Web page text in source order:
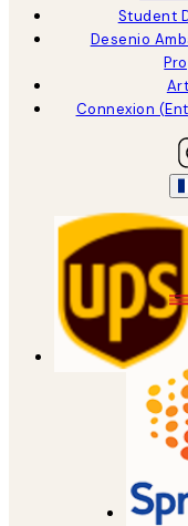
Student
Desenio
Connexion